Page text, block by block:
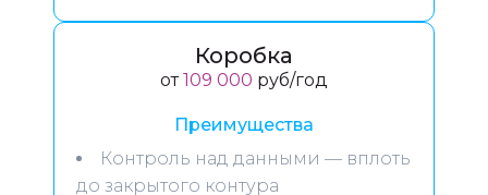
Коробка
от109 000 руб/год
Преимущества
Контроль над данными — вплоть
до закрытого контура